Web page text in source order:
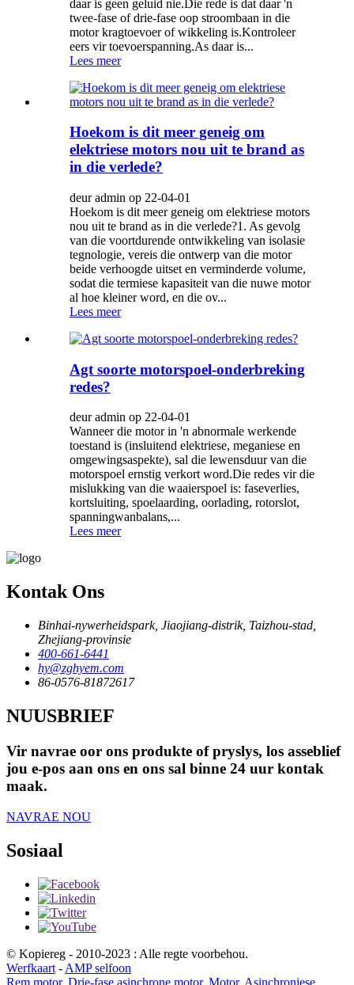
daar is geen geluid nie.Die rede is dat daar 'n
twee-fase of drie-fase oop stroombaan in die
motor kragtoevoer of wikkeling is.Kontroleer
eers vir toevoerspanning.As daar is...
Lees meer
Hoekom is dit meer geneig om
elektriese motors nou uit te brand as
in die verlede?
deur admin op 22-04-01
Hoekom is dit meer geneig om elektriese motors
nou uit te brand as in die verlede?1. As gevolg
van die voortdurende ontwikkeling van isolasie
tegnologie, vereis die ontwerp van die motor
beide verhoogde uitset en verminderde volume,
sodat die termiese kapasiteit van die nuwe motor
al hoe kleiner word, en die ov...
Lees meer
Agt soorte motorspoel-onderbreking
redes?
deur admin op 22-04-01
Wanneer die motor in 'n abnormale werkende
toestand is (insluitend elektriese, meganiese en
omgewingsaspekte), sal die lewensduur van die
motorspoel ernstig verkort word.Die redes vir die
mislukking van die waaierspoel is: faseverlies,
kortsluiting, spoelaarding, oorlading, rotorslot,
spanningwanbalans,...
Lees meer
Kontak Ons
Binhai-nywerheidspark, Jiaojiang-distrik, Taizhou-stad,
Zhejiang-provinsie
400-661-6441
hy@zghyem.com
86-0576-81872617
NUUSBRIEF
Vir navrae oor ons produkte of pryslys, los asseblief
jou e-pos aan ons en ons sal binne 24 uur kontak
maak.
NAVRAE NOU
Sosiaal
© Kopiereg - 2010-2023 : Alle regte voorbehou.
Werfkaart - AMP selfoon
Rem motor, Drie-fase asinchrone motor, Motor, Asinchroniese